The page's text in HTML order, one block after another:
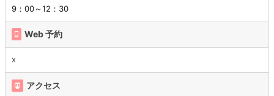
9：00～12：30
Web 予約
☓
アクセス